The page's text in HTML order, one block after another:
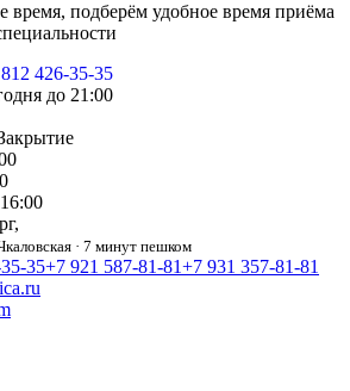
время, подберём удобное время приёма
426‑35‑35
до 21:00
· 7 минут пешком
+7 921 587‑81‑81+7 931 357‑81‑81